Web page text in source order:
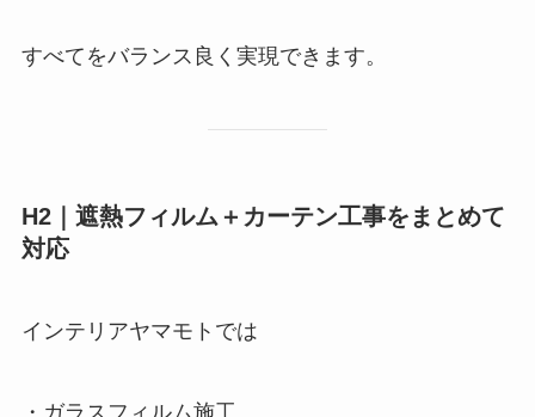
すべてをバランス良く実現できます。
H2｜遮熱フィルム＋カーテン工事をまとめて
対応
インテリアヤマモトでは